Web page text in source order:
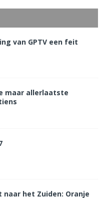
van GPTV een feit
maar allerlaatste
naar het Zuiden: Oranje